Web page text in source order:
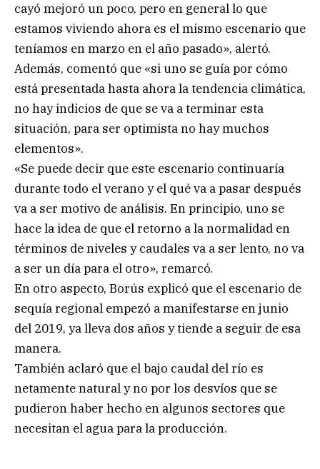
cayó mejoró un poco, pero en general lo que
estamos viviendo ahora es el mismo escenario que
teníamos en marzo en el año pasado», alertó.
Además, comentó que «si uno se guía por cómo
está presentada hasta ahora la tendencia climática,
no hay indicios de que se va a terminar esta
situación, para ser optimista no hay muchos
elementos».
«Se puede decir que este escenario continuaría
durante todo el verano y el qué va a pasar después
va a ser motivo de análisis. En principio, uno se
hace la idea de que el retorno a la normalidad en
términos de niveles y caudales va a ser lento, no va
a ser un día para el otro», remarcó.
En otro aspecto, Borús explicó que el escenario de
sequía regional empezó a manifestarse en junio
del 2019, ya lleva dos años y tiende a seguir de esa
manera.
También aclaró que el bajo caudal del río es
netamente natural y no por los desvíos que se
pudieron haber hecho en algunos sectores que
necesitan el agua para la producción.